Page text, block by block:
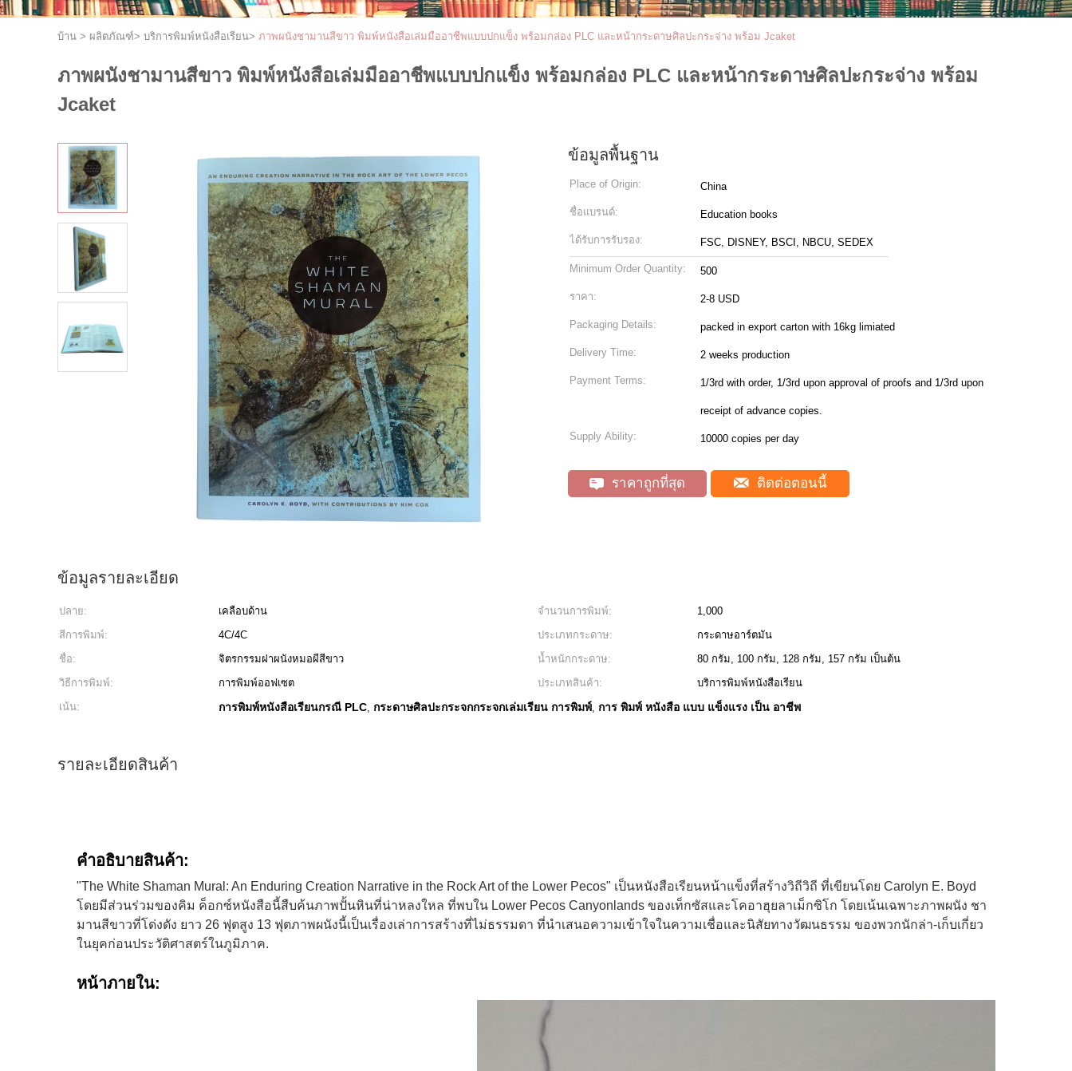
บ้าน > ผลิตภัณฑ์> บริการพิมพ์หนังสือเรียน> ภาพผนังชามานสีขาว พิมพ์หนังสือเล่มมืออาชีพแบบปกแข็ง พร้อมกล่อง PLC และหน้ากระดาษศิลปะกระจ่าง พร้อม Jcaket
ภาพผนังชามานสีขาว พิมพ์หนังสือเล่มมืออาชีพแบบปกแข็ง พร้อมกล่อง PLC และหน้ากระดาษศิลปะกระจ่าง พร้อม
Jcaket
ข้อมูลพื้นฐาน
Place of Origin: China
ชื่อแบรนด์: Education books
ได้รับการรับรอง: FSC, DISNEY, BSCI, NBCU, SEDEX
Minimum Order Quantity: 500
ราคา: 2-8 USD
Packaging Details: packed in export carton with 16kg limiated
Delivery Time: 2 weeks production
Payment Terms: 1/3rd with order, 1/3rd upon approval of proofs and 1/3rd upon
receipt of advance copies.
Supply Ability: 10000 copies per day
ราคาถูกที่สุด ติดต่อตอนนี้
ข้อมูลรายละเอียด
ปลาย: เคลือบด้าน จํานวนการพิมพ์:
1,000
สีการพิมพ์:
4C/4C ประเภทกระดาษ:
กระดาษอาร์ตมัน
ชื่อ:
จิตรกรรมฝาผนังหมอผีสีขาว น้ำหนักกระดาษ:
80 กรัม, 100 กรัม, 128 กรัม, 157 กรัม เป็นต้น
วิธีการพิมพ์:
การพิมพ์ออฟเซต ประเภทสินค้า:
บริการพิมพ์หนังสือเรียน
เน้น:
การพิมพ์หนังสือเรียนกรณี PLC, กระดาษศิลปะกระจกกระจกเล่มเรียน การพิมพ์, การ พิมพ์ หนังสือ แบบ แข็งแรง เป็น อาชีพ
รายละเอียดสินค้า
คําอธิบายสินค้า:
"The White Shaman Mural: An Enduring Creation Narrative in the Rock Art of the Lower Pecos" เป็นหนังสือเรียนหน้าแข็งที่สร้างวิถีวิถี ที่เขียนโดย Carolyn E. Boyd
โดยมีส่วนร่วมของคิม ค็อกซ์หนังสือนี้สืบค้นภาพปั้นหินที่น่าหลงใหล ที่พบใน Lower Pecos Canyonlands ของเท็กซัสและโคอาฮุยลาเม็กซิโก โดยเน้นเฉพาะภาพผนัง ชา
มานสีขาวที่โด่งดัง ยาว 26 ฟุตสูง 13 ฟุตภาพผนังนี้เป็นเรื่องเล่าการสร้างที่ไม่ธรรมดา ที่นําเสนอความเข้าใจในความเชื่อและนิสัยทางวัฒนธรรม ของพวกนักล่า-เก็บเกี่ยว
ในยุคก่อนประวัติศาสตร์ในภูมิภาค.
หน้าภายใน: